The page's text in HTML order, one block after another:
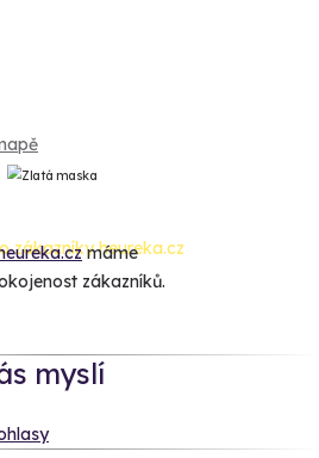
máme
zákazníků.
myslí